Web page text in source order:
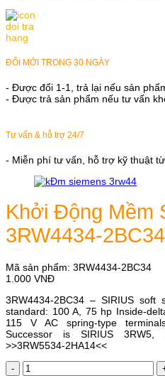
ĐỔI MỚI TRONG 30 NGÀY
- Được đổi 1-1, trả lại nếu sản
- Được trả sản phẩm nếu tư vấn
Tư vấn & hỗ trợ 24/7
- Miễn phí tư vấn, hỗ trợ kỹ thuật
Khởi Động Mềm
3RW4434-2BC34
Mã sản phẩm: 3RW4434-2BC34
1.000 VNĐ
3RW4434-2BC34 – SIRIUS
standard: 100 A, 75 hp Inside-
115 V AC spring-type
Successor is SIRIUS
>>3RW5534-2HA14<<
Khởi